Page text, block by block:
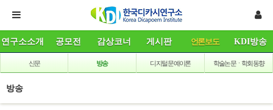
연구소소개 공모전 감상코너 게시판 언론보도 KDI방송
신문 방송 디지털 문예이론 학술논문ㆍ학회동향
방송